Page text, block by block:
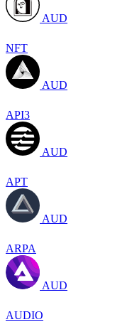
AUD
NFT
AUD
API3
AUD
APT
AUD
ARPA
AUD
AUDIO